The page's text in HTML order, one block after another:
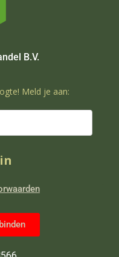
B.V.
Meld je aan: